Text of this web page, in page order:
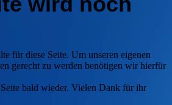
für diese Seite. Um unseren eigenen
gerecht zu werden benötigen wir hierfür
bald wieder. Vielen Dank für ihr